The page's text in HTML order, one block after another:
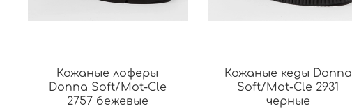
Кожаные лоферы
Donna Soft/Mot-Cle
2757 бежевые
Кожаные кеды Donna
Soft/Mot-Cle 2931
черные